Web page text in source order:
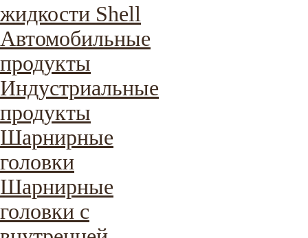
жидкости Shell
Автомобильные
продукты
Индустриальные
продукты
Шарнирные
головки
Шарнирные
головки с